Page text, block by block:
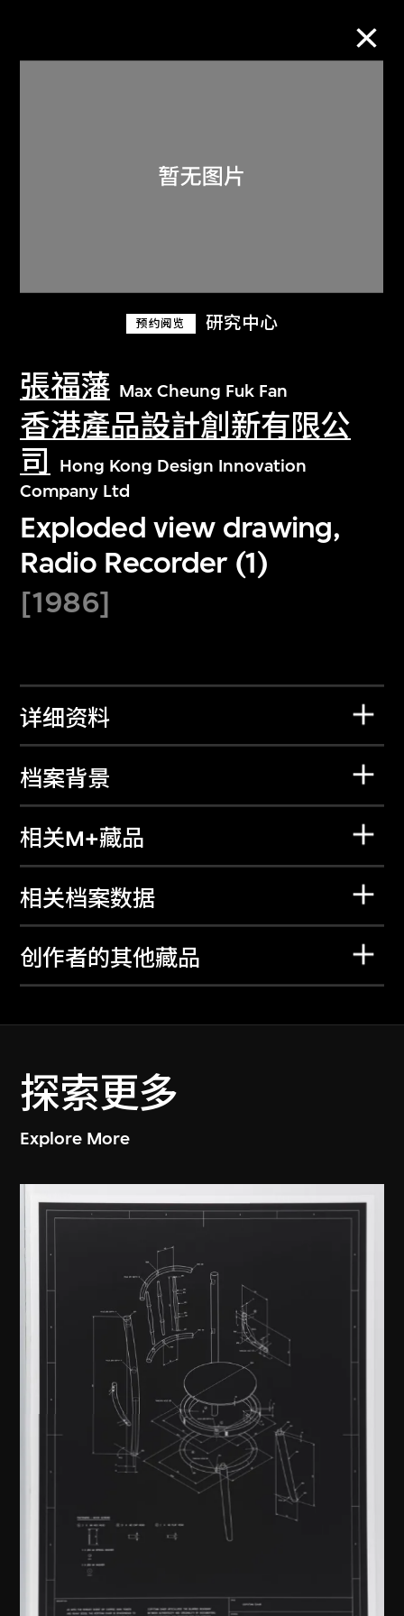
预约阅览 研究中心
張福藩 Max Cheung Fuk Fan
香港產品設計創新有限公
司
Hong Kong Design Innovation
Company Ltd
Exploded view drawing,
Radio Recorder (1)
[1986]
详细资料
档案背景
相关M+藏品
相关档案数据
创作者的其他藏品
探索更多
Explore More
关于M+藏品
探索世界顶级的二十及二十一世纪视觉
文化藏品。